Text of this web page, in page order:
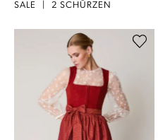
SALE 2 SCHÜRZEN